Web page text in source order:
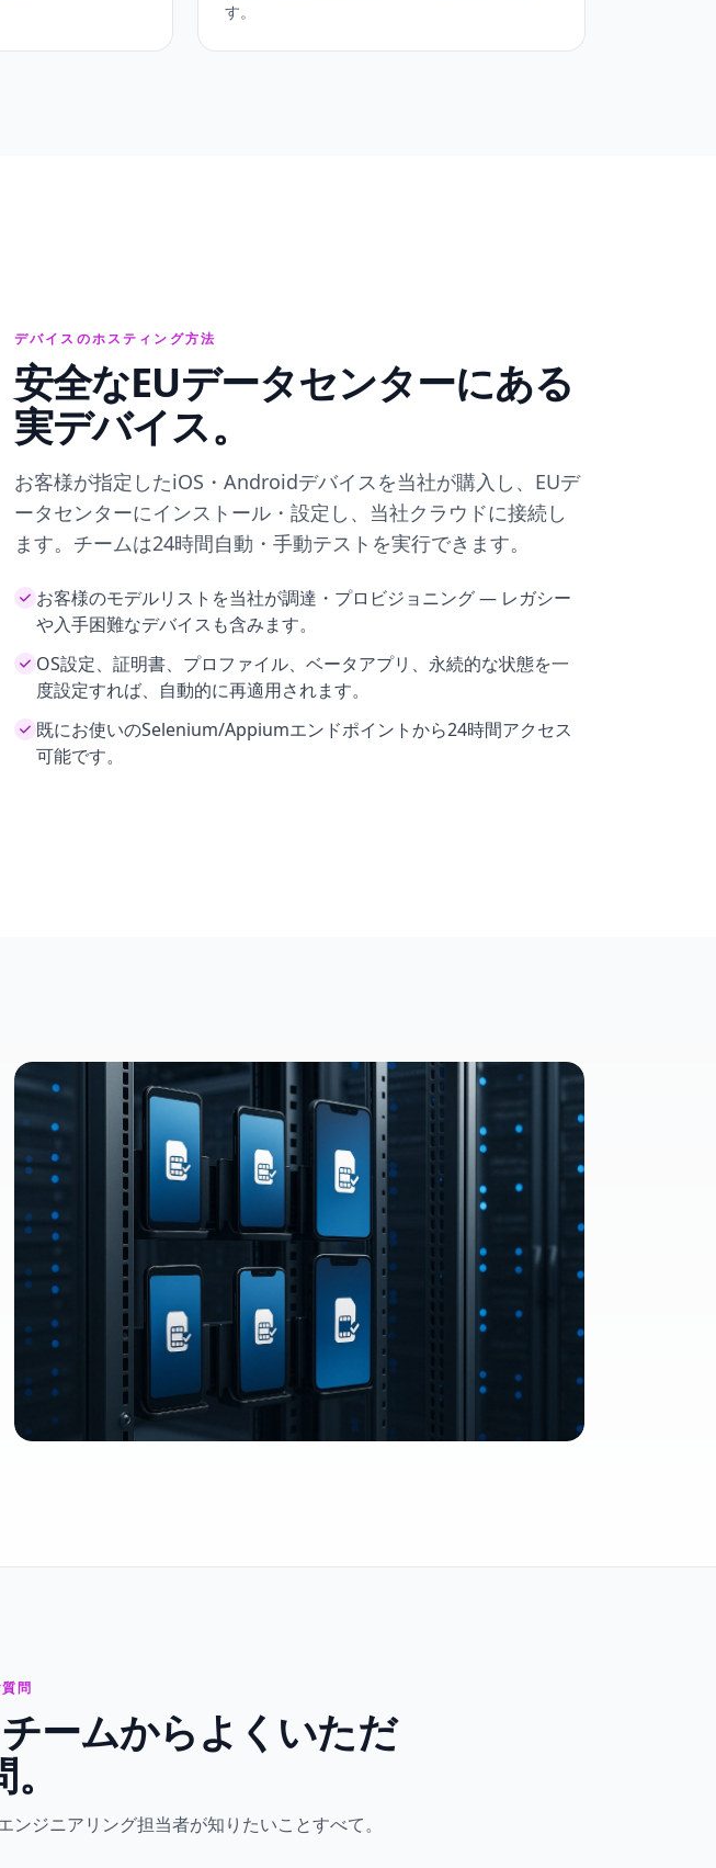
す。
デバイスのホスティング方法
安全なEUデータセンターにある
実デバイス。
お客様が指定したiOS・Androidデバイスを当社が購入し、EUデ
ータセンターにインストール・設定し、当社クラウドに接続し
ます。チームは24時間自動・手動テストを実行できます。
お客様のモデルリストを当社が調達・プロビジョニング — レガシー
や入手困難なデバイスも含みます。
OS設定、証明書、プロファイル、ベータアプリ、永続的な状態を一
度設定すれば、自動的に再適用されます。
既にお使いのSelenium/Appiumエンドポイントから24時間アクセス
可能です。
問
ームからよくいただ
ジニアリング担当者が知りたいことすべて。